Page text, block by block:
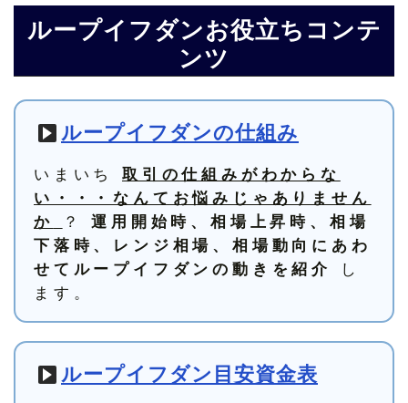
ループイフダンお役立ちコンテ
ンツ
ループイフダンの仕組み
いまいち 取引の仕組みがわからな
い・・・なんてお悩みじゃありません
か
？運用開始時、相場上昇時、相場
下落時、レンジ相場、相場動向にあわ
せてループイフダンの動きを紹介
し
ます。
ループイフダン目安資金表